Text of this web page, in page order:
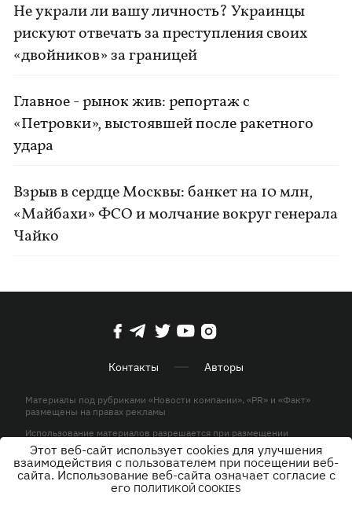
Не украли ли вашу личность? Украинцы
рискуют отвечать за преступления своих
«двойников» за границей
Главное - рынок жив: репортаж с
«Петровки», выстоявшей после ракетного
удара
Взрыв в сердце Москвы: банкет на 10 млн,
«Майбахи» ФСО и молчание вокруг генерала
Чайко
Контакты Авторы
Материалы под рубриками «Новости компании», «PR» и «Факт»
размещены на правах рекламы
Использование материалов разрешается при размещении
активной гиперссылки на KP.UA в первом абзаце.
© ООО «ЮЛАВ МЕДИА»,2026. Все права защищены.
Этот веб-сайт использует cookies для улучшения
взаимодействия с пользователем при посещении веб-
сайта. Использование веб-сайта означает согласие с
его ПОЛИТИКОЙ COOKIES